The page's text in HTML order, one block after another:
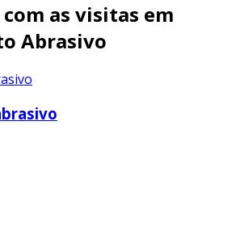
resistência em ambientes
a produtividade.
e plataformas
prolongando a vida útil
que sofrem abrasão
e
as visitas em
Abrasivo